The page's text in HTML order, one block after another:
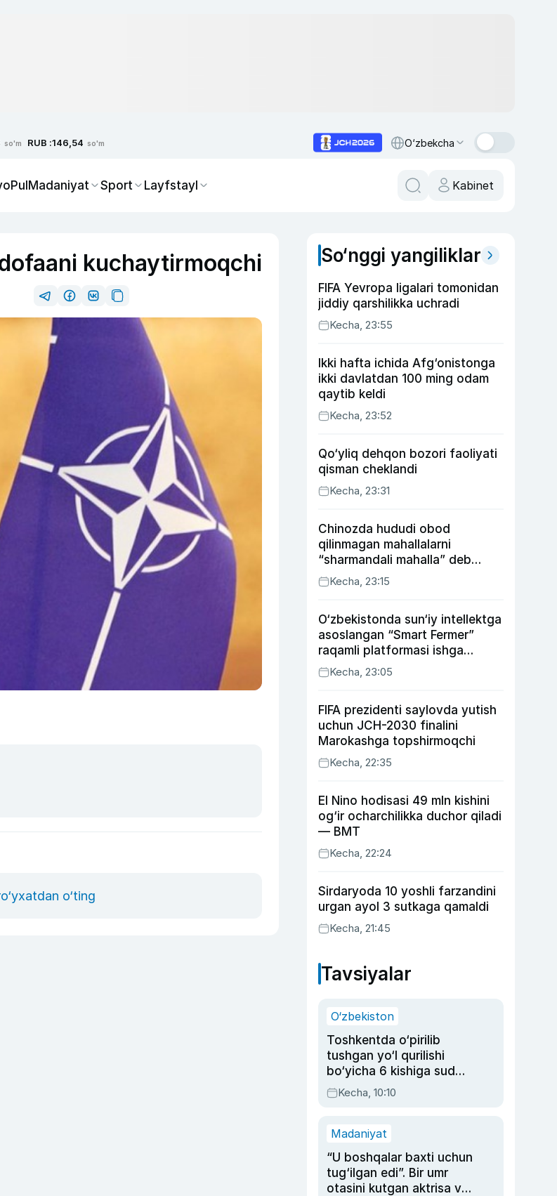
so'm RUB :146,54 so'm O‘zbekcha
PulMadaniyat Sport Layfstayl Kabinet
kuchaytirmoqchi
o‘ting
So‘nggi yangiliklar
FIFA Yevropa ligalari tomonidan
jiddiy qarshilikka uchradi
Kecha, 23:55
Ikki hafta ichida Afg‘onistonga
ikki davlatdan 100 ming odam
qaytib keldi
Kecha, 23:52
Qo‘yliq dehqon bozori faoliyati
qisman cheklandi
Kecha, 23:31
Chinozda hududi obod
qilinmagan mahallalarni
“sharmandali mahalla” deb
belgilash boshlandi
Kecha, 23:15
O‘zbekistonda sun‘iy intellektga
asoslangan “Smart Fermer”
raqamli platformasi ishga
tushiriladi
Kecha, 23:05
FIFA prezidenti saylovda yutish
uchun JCH-2030 finalini
Marokashga topshirmoqchi
Kecha, 22:35
El Nino hodisasi 49 mln kishini
og‘ir ocharchilikka duchor qiladi
— BMT
Kecha, 22:24
Sirdaryoda 10 yoshli farzandini
urgan ayol 3 sutkaga qamaldi
Kecha, 21:45
Tavsiyalar
O‘zbekiston
Toshkentda o‘pirilib
tushgan yo‘l qurilishi
bo‘yicha 6 kishiga sud
hukmi o‘qildi
Kecha, 10:10
Madaniyat
“U boshqalar baxti uchun
tug‘ilgan edi”. Bir umr
otasini kutgan aktrisa va